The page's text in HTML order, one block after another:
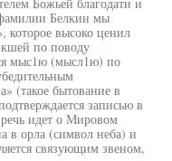
Белкин мы
которое высоко ценил
по поводу
мыс1ю (мысл1ю) по
(такое бытование в
записью в
идет о Мировом
в орла (символ неба) и
связующим звеном,